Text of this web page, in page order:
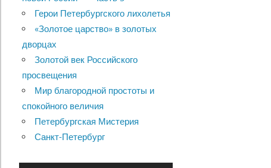
Герои Петербургского лихолетья
«Золотое царство» в золотых
дворцах
Золотой век Российского
просвещения
Мир благородной простоты и
спокойного величия
Петербургская Мистерия
Санкт-Петербург